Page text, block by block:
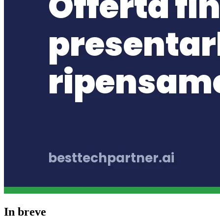
In breve